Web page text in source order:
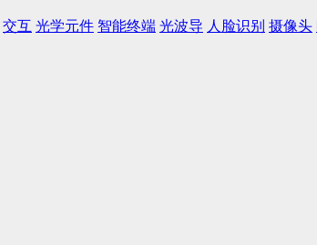
交互 光学元件 智能终端 光波导 人脸识别 摄像头